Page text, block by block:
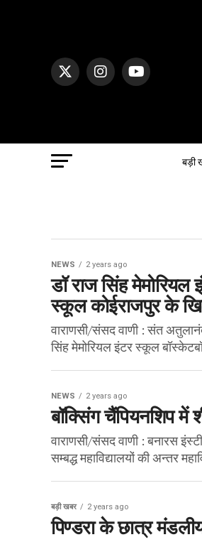
बड़ी
NEWS 2 years ago
डॉ राज सिंह
स्कूल कोईराजपुर के
वाराणसी/संसद वाणी : संत
सिंह मेमोरियल इंटर स्कूल
NEWS 2 years ago
बॉक्सिंग चैंपियनशिप में
वाराणसी/संसद वाणी : बनारस
सम्बद्ध महाविद्यालयों की अन्तर
बड़ी खबर 2 years ago
पिण्डरा के छात्र